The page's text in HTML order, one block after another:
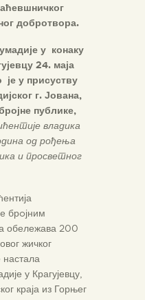
добротвора.
у конаку
24. маја
у присуству
г. Јована,
публике,
владика
од рођења
и просветног
брoјним
обележава 200
жичког
настала
у Крагујевцу,
краја из Горњег